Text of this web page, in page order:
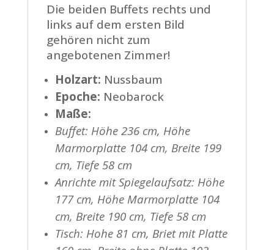
Die beiden Buffets rechts und
links auf dem ersten Bild
gehören nicht zum
angebotenen Zimmer!
Holzart: Nussbaum
Epoche: Neobarock
Maße:
Buffet: Höhe 236 cm, Höhe
Marmorplatte 104 cm, Breite 199
cm, Tiefe 58 cm
Anrichte mit Spiegelaufsatz: Höhe
177 cm, Höhe Marmorplatte 104
cm, Breite 190 cm, Tiefe 58 cm
Tisch: Hohe 81 cm, Briet mit Platte